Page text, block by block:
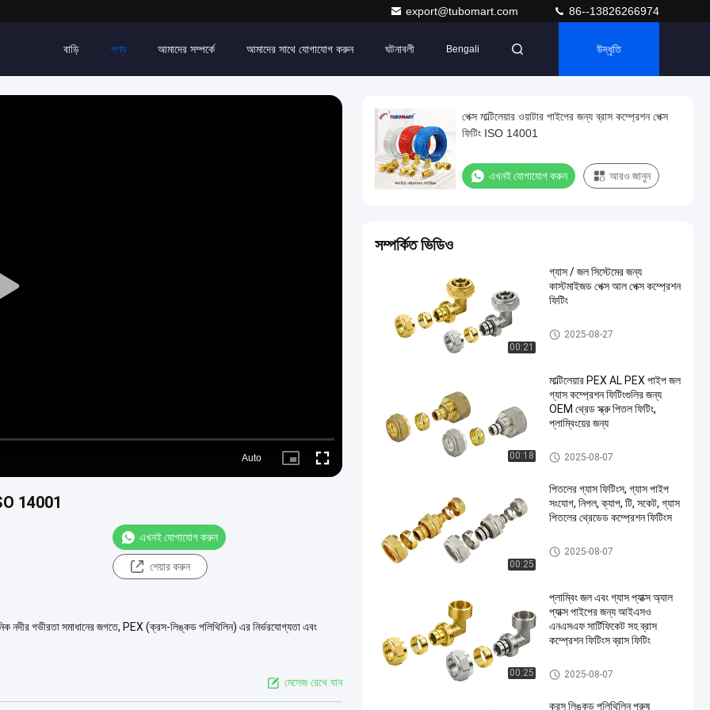
export@tubomart.com 86--13826266974
বাড়ি পণ্য আমাদের সম্পর্কে আমাদের সাথে যোগাযোগ করুন ঘটনাবলী Bengali উদ্ধৃতি
Play
Auto
Picture- Fullscreen
ISO 14001
এখনই যোগাযোগ করুন
শেয়ার করুন
নদীর গভীরতা সমাধানের জগতে, PEX (ক্রস-লিঙ্কড পলিথিলিন) এর নির্ভরযোগ্যতা এবং
মেসেজ রেখে যান
পেক্স মাল্টিলেয়ার ওয়াটার পাইপের জন্য ব্রাস কম্প্রেশন পেক্স
ফিটিং ISO 14001
এখনই যোগাযোগ করুন আরও জানুন
সম্পর্কিত ভিডিও
00:21
গ্যাস / জল সিস্টেমের জন্য
কাস্টমাইজড পেক্স আল পেক্স কম্প্রেশন
ফিটিং
পেক্স কম্প্রেশন ফিটিং
2025-08-27
00:18
মাল্টিলেয়ার PEX AL PEX পাইপ জল
গ্যাস কম্প্রেশন ফিটিংগুলির জন্য
OEM থ্রেড স্ক্রু পিতল ফিটিং,
প্লাম্বিংয়ের জন্য
পেক্স কম্প্রেশন ফিটিং
2025-08-07
00:25
পিতলের গ্যাস ফিটিংস, গ্যাস পাইপ
সংযোগ, নিপল, ক্যাপ, টি, সকেট, গ্যাস
পিতলের থ্রেডেড কম্প্রেশন ফিটিংস
পেক্স কম্প্রেশন ফিটিং
2025-08-07
00:25
প্লাম্বিং জল এবং গ্যাস প্যাক্স অ্যাল
প্যাক্স পাইপের জন্য আইএসও
এনএসএফ সার্টিফিকেট সহ ব্রাস
কম্প্রেশন ফিটিংস ব্রাস ফিটিং
পেক্স কম্প্রেশন ফিটিং
2025-08-07
ক্রস লিঙ্কড পলিথিলিন পুরুষ